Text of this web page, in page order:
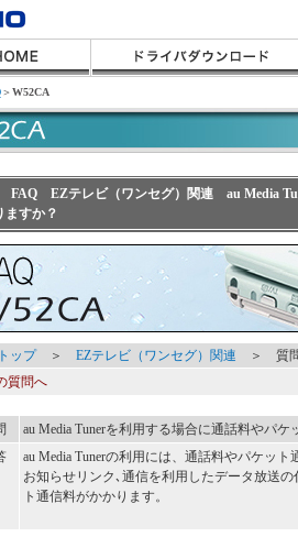
＞W52CA
FAQ EZテレビ（ワンセグ）関連 au Media
ますか？
ップ＞ EZテレビ（ワンセグ）関連 ＞ 質
質問へ
au Media Tunerを利用する場合に通話料やパ
au Media Tunerの利用には、通話料やパケッ
お知らせリンク､通信を利用したデータ放送
ト通信料がかかります。